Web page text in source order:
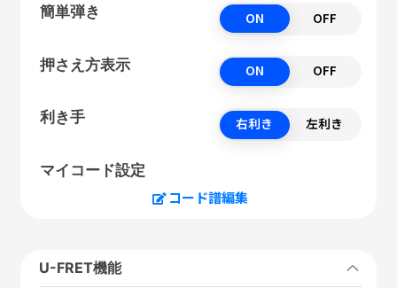
簡単弾き ON OFF
押さえ方表示 ON OFF
利き手 右利き 左利き
マイコード設定
コード譜編集
U-FRET機能